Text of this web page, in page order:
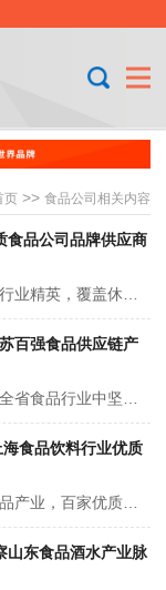
页 >> 食品公司相关内容
食品公司品牌供应商
广东百强食品企业名录汇聚行业精英，覆盖休闲食品、方便食品、乳制品、饮料、酒水、茶叶、调味品、粮油、肉制品、水产、预制菜、餐饮服务企业等12 大类优质食品供应商。从海天调味、珠江啤酒，到温氏食品、广州酒家等，它们以多元产品和创新工艺，满足大众饮食需求，推动广东食品行业蓬勃发展。
百强食品供应链产
江苏百强食品企业名录汇聚全省食品行业中坚力量，星罗棋布于南京、苏州、徐州等各大城市。这些企业产业多元，涵盖乳制品、休闲食品、食用油、预制菜等领域。既有卫岗乳业、维维集团等深耕多年的知名品牌，也不乏新兴的创新型企业，它们共同推动江苏食品产业蓬勃发展，满足人们的多样饮食需求，在全国食品行业占据重要地位。
食品饮料行业优质
​我们搜集整理了上海十大食品产业，百家优质食品供应商企业名单。涵盖肉制品、休闲食品、饮料、酒水、调味品、粮油、乳制品、预制菜、餐饮和宠物食品十大类食品企业。从酒水领域的金枫酒业、青岛啤酒，到休闲食品的来伊份、上好佳，再到肉制品的梅林、爱森等。无论是日常饮食所需，还是餐饮行业采购，都能在这里找到可靠的供应商。
山东食品酒水产业脉